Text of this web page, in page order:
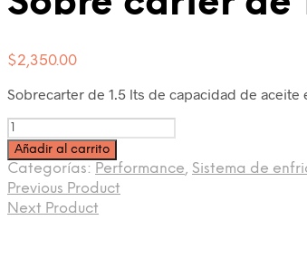
$2,350.00
Sobrecarter de 1.5 lts de capacidad de
Cantidad
Añadir al carrito
Categorías: Performance, Sistema de
Previous Product
Next Product